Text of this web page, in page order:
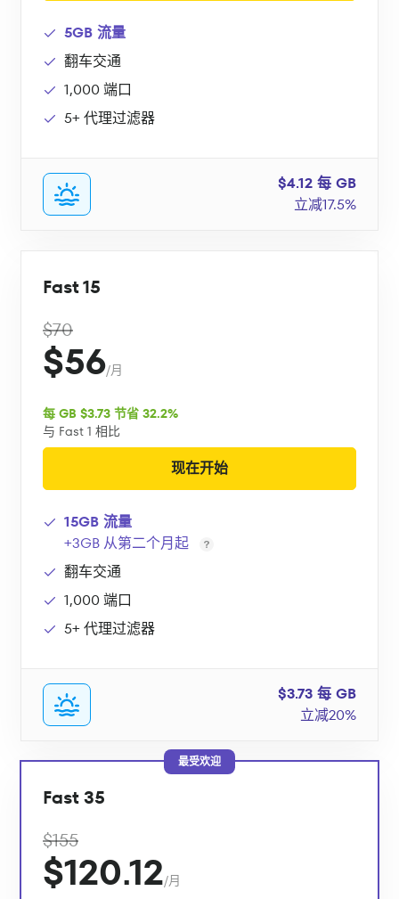
5GB 流量
翻车交通
1,000 端口
5+ 代理过滤器
$4.12 每 GB
立减17.5%
Fast 15
$70
$56/月
每 GB $3.73 节省 32.2%
与 Fast 1 相比
现在开始
15GB 流量
+3GB 从第二个月起
翻车交通
1,000 端口
5+ 代理过滤器
$3.73 每 GB
立减20%
最受欢迎
Fast 35
$155
$120.12/月